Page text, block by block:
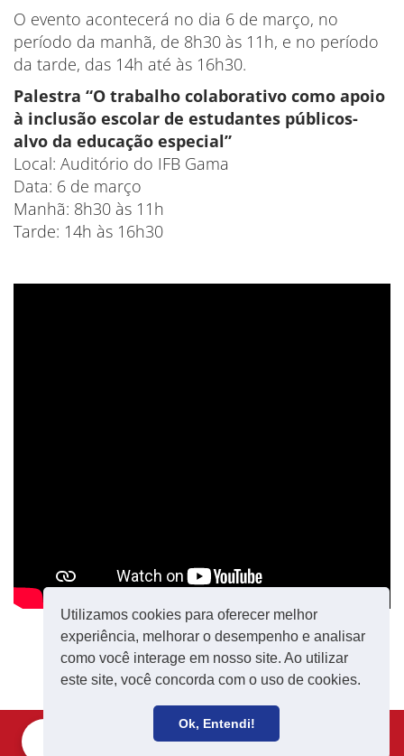
Utilizamos cookies para oferecer melhor
experiência, melhorar o desempenho e analisar
como você interage em nosso site. Ao utilizar
este site, você concorda com o uso de cookies.
Ok, Entendi!
O evento acontecerá no dia 6 de março, no
período da manhã, de 8h30 às 11h, e no período
da tarde, das 14h até às 16h30.
Palestra “O trabalho colaborativo como apoio
à inclusão escolar de estudantes públicos-
alvo da educação especial”
Local: Auditório do IFB Gama
Data: 6 de março
Manhã: 8h30 às 11h
Tarde: 14h às 16h30
Receba notícias